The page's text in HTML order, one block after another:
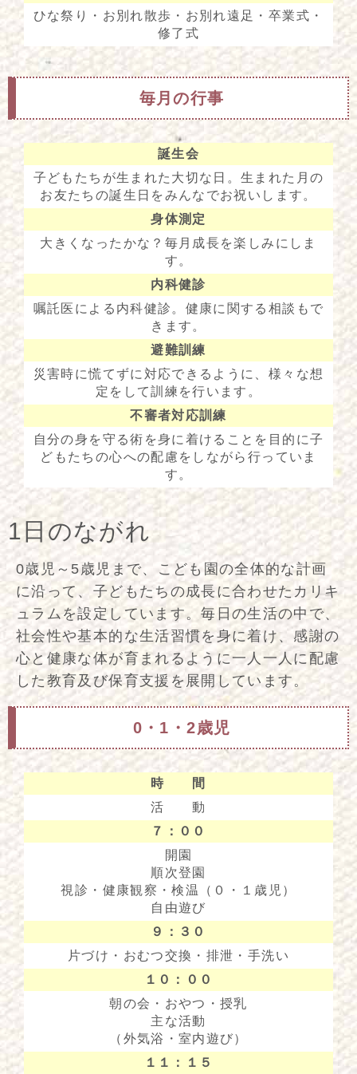
ひな祭り・お別れ散歩・お別れ遠足・卒業式・
修了式
毎月の行事
誕生会
子どもたちが生まれた大切な日。生まれた月の
お友たちの誕生日をみんなでお祝いします。
身体測定
大きくなったかな？毎月成長を楽しみにしま
す。
内科健診
嘱託医による内科健診。健康に関する相談もで
きます。
避難訓練
災害時に慌てずに対応できるように、様々な想
定をして訓練を行います。
不審者対応訓練
自分の身を守る術を身に着けることを目的に子
どもたちの心への配慮をしながら行っていま
す。
1日のながれ
0歳児～5歳児まで、こども園の全体的な計画
に沿って、子どもたちの成長に合わせたカリキ
ュラムを設定しています。毎日の生活の中で、
社会性や基本的な生活習慣を身に着け、感謝の
心と健康な体が育まれるように一人一人に配慮
した教育及び保育支援を展開しています。
0・1・2歳児
時 間
活 動
７：００
開園
順次登園
視診・健康観察・検温（０・１歳児）
自由遊び
９：３０
片づけ・おむつ交換・排泄・手洗い
１０：００
朝の会・おやつ・授乳
主な活動
（外気浴・室内遊び）
１１：１５